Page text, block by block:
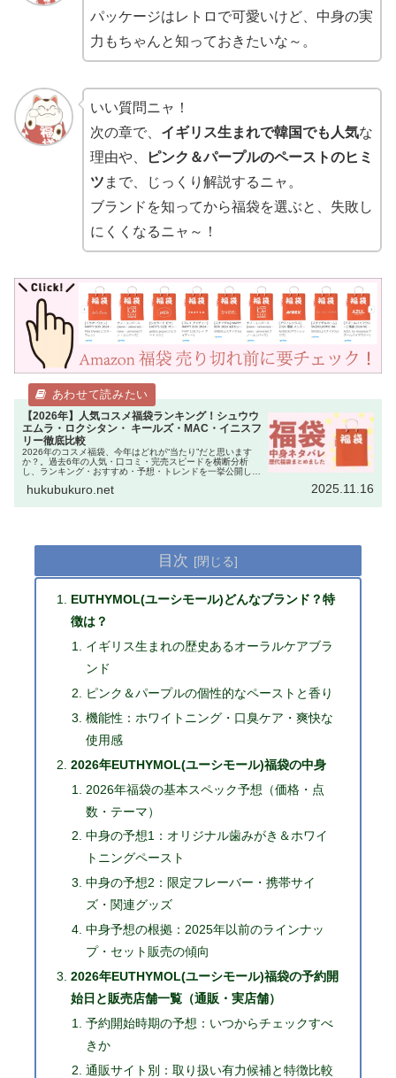
パッケージはレトロで可愛いけど、中身の実
力もちゃんと知っておきたいな～。
いい質問ニャ！
次の章で、 イギリス生まれで韓国でも人気な
理由や、
ピンク＆パープルのペーストのヒミ
ツ まで、じっくり解説するニャ。
ブランドを知ってから福袋を選ぶと、失敗し
にくくなるニャ～！
【2026年】人気コスメ福袋ランキング！シュウウ
エムラ・ロクシタン・ キールズ・MAC・イニスフ
リー徹底比較
2026年のコスメ福袋、今年はどれが“当たり”だと思います
か？。過去6年の人気・口コミ・完売スピードを横断分析
し、ランキング・おすすめ・予想・トレンドを一挙公開しま
ているはずです。本記…
hukubukuro.net 2025.11.16
目次
EUTHYMOL(ユーシモール)どんなブランド？特
徴は？
イギリス生まれの歴史あるオーラルケアブラ
ンド
ピンク＆パープルの個性的なペーストと香り
機能性：ホワイトニング・口臭ケア・爽快な
使用感
2026年EUTHYMOL(ユーシモール)福袋の中身
2026年福袋の基本スペック予想（価格・点
数・テーマ）
中身の予想1：オリジナル歯みがき＆ホワイ
トニングペースト
中身の予想2：限定フレーバー・携帯サイ
ズ・関連グッズ
中身予想の根拠：2025年以前のラインナッ
プ・セット販売の傾向
2026年EUTHYMOL(ユーシモール)福袋の予約開
始日と販売店舗一覧（通販・実店舗）
予約開始時期の予想：いつからチェックすべ
きか
通販サイト別：取り扱い有力候補と特徴比較